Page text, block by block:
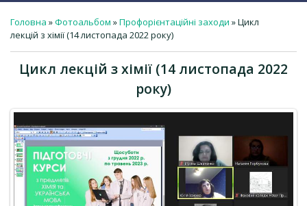
Головна »Фотоальбом »Профорієнтаційні заходи » Цикл
лекцій з хімії (14 листопада 2022 року)
Цикл лекцій з хімії (14 листопада 2022
року)